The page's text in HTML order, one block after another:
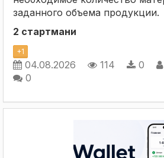
заданного объема продукции.
2 стартмани
+1
04.08.2026 114 0
0